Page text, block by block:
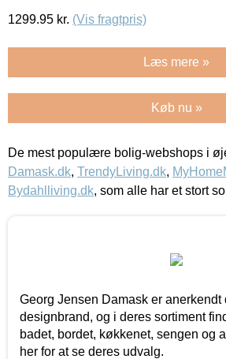
1299.95 kr. (Vis fragtpris)
Læs mere »
Køb nu »
De mest populære bolig-webshops i
Damask.dk, TrendyLiving.dk,
Bydahlliving.dk, som alle har et stort
Georg Jensen Damask er anerkendt
designbrand, og i deres sortiment
badet, bordet, køkkenet, sengen og
her for at se deres udvalg.